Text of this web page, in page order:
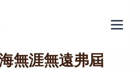
屆
無涯無遠弗屆